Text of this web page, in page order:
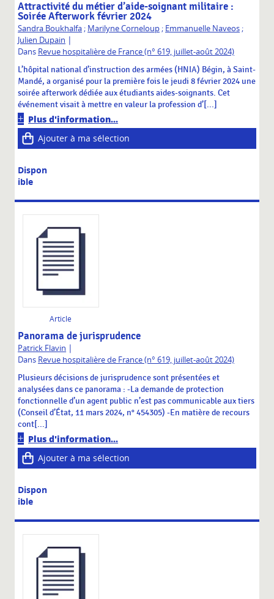
Attractivité du métier d’aide-soignant militaire :
Soirée Afterwork février 2024
Sandra Boukhalfa; Marilyne Corneloup; Emmanuelle Naveos;
Julien Dupain |
Dans Revue hospitalière de France (n° 619, juillet-août 2024)
L’hôpital national d’instruction des armées (HNIA) Bégin, à Saint-
Mandé, a organisé pour la première fois le jeudi 8 février 2024 une
soirée afterwork dédiée aux étudiants aides-soignants. Cet
événement visait à mettre en valeur la profession d’[...]
Plus d'information...
Ajouter à ma sélection
Dispon
ible
Article
Panorama de jurisprudence
Patrick Flavin |
Dans Revue hospitalière de France (n° 619, juillet-août 2024)
Plusieurs décisions de jurisprudence sont présentées et
analysées dans ce panorama : -La demande de protection
fonctionnelle d’un agent public n’est pas communicable aux tiers
(Conseil d’État, 11 mars 2024, n° 454305) -En matière de recours
cont[...]
Plus d'information...
Ajouter à ma sélection
Dispon
ible